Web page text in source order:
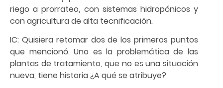
riego a prorrateo, con sistemas hidropónicos y
con agricultura de alta tecnificación.
IC: Quisiera retomar dos de los primeros puntos
que mencionó. Uno es la problemática de las
plantas de tratamiento, que no es una situación
nueva, tiene historia ¿A qué se atribuye?